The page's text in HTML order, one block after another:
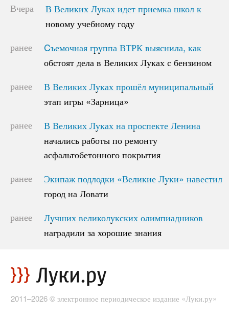
Вчера
В Великих Луках идет приемка школ к
новому учебному году
В Великих Луках идет приемка школ к
новому учебному году
ранее
Cъемочная группа ВТРК выяснила, как
обстоят дела в Великих Луках с бензином
Cъемочная группа ВТРК выяснила, как
обстоят дела в Великих Луках с бензином
ранее
В Великих Луках прошёл муниципальный
этап игры «Зарница»
В Великих Луках прошёл муниципальный
этап игры «Зарница»
ранее
В Великих Луках на проспекте Ленина
начались работы по ремонту
асфальтобетонного покрытия
В Великих Луках на проспекте Ленина
начались работы по ремонту
асфальтобетонного покрытия
ранее
Экипаж подлодки «Великие Луки» навестил
город на Ловати
Экипаж подлодки «Великие Луки» навестил
город на Ловати
ранее
Лучших великолукских олимпиадников
наградили за хорошие знания
Лучших великолукских олимпиадников
наградили за хорошие знания
2011–2026 © электронное периодическое издание «Луки.ру»